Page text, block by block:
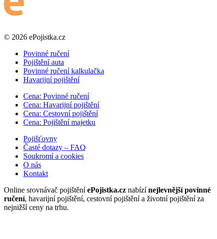
© 2026 ePojistka.cz
Povinné ručení
Pojištění auta
Povinné ručení kalkulačka
Havarijní pojištění
Cena: Povinné ručení
Cena: Havarijní pojištění
Cena: Cestovní pojištění
Cena: Pojištění majetku
Pojišťovny
Časté dotazy – FAQ
Soukromí a cookies
O nás
Kontakt
Online srovnávač pojištěníePojistka.cz nabízínejlevnější povinné
ručení, havarijní pojištění, cestovní pojištění a životní pojištění za
nejnižší ceny na trhu.